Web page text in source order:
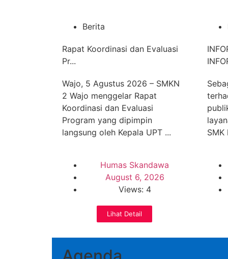
Berita
Rapat Koordinasi dan Evaluasi
Pr...
Wajo, 5 Agustus 2026 – SMKN
2 Wajo menggelar Rapat
Koordinasi dan Evaluasi
Program yang dipimpin
langsung oleh Kepala UPT ...
Humas Skandawa
August 6, 2026
Views: 4
Lihat Detail
SMK